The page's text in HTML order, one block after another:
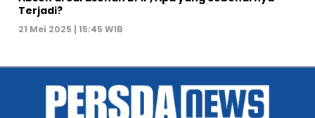
Terjadi?
21 Mei 2025 | 15:45 WIB